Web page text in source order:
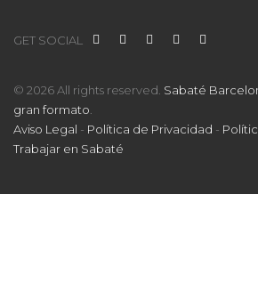
GET SOCIAL
© 2026 All rights reserved. Sabaté
gran formato
Aviso Legal - Política de Privacidad -
Trabajar en Sabaté